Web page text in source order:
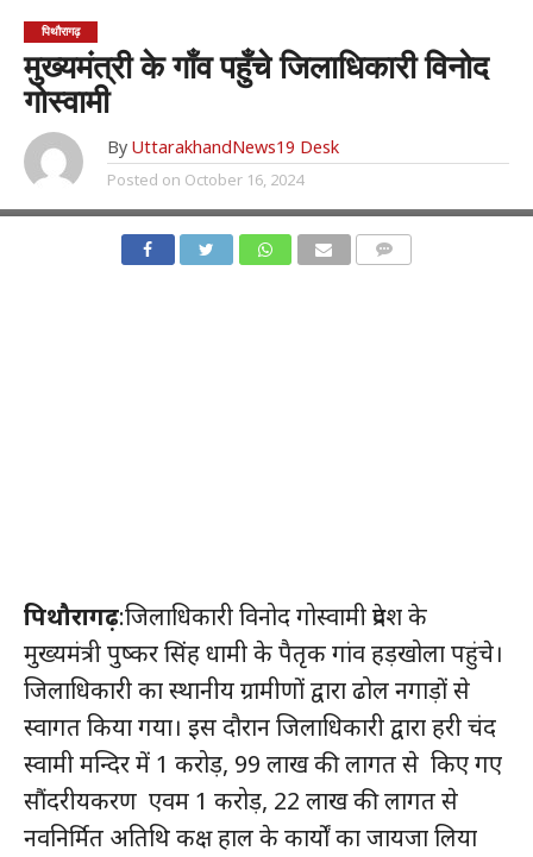
पिथौरागढ़
मुख्यमंत्री के गाँव पहुँचे जिलाधिकारी विनोद
गोस्वामी
By UttarakhandNews19 Desk
Posted on October 16, 2024
पिथौरागढ़:जिलाधिकारी विनोद गोस्वामी प्रदेश के
मुख्यमंत्री पुष्कर सिंह धामी के पैतृक गांव हड़खोला पहुंचे।
जिलाधिकारी का स्थानीय ग्रामीणों द्वारा ढोल नगाड़ों से
स्वागत किया गया। इस दौरान जिलाधिकारी द्वारा हरी चंद
स्वामी मन्दिर में 1 करोड़, 99 लाख की लागत से किए गए
सौंदरीयकरण एवम 1 करोड़, 22 लाख की लागत से
नवनिर्मित अतिथि कक्ष हाल के कार्यों का जायजा लिया